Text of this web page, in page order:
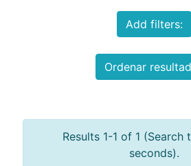
Add filters:
Ordenar
Results 1-1 of 1 (Search
seconds).